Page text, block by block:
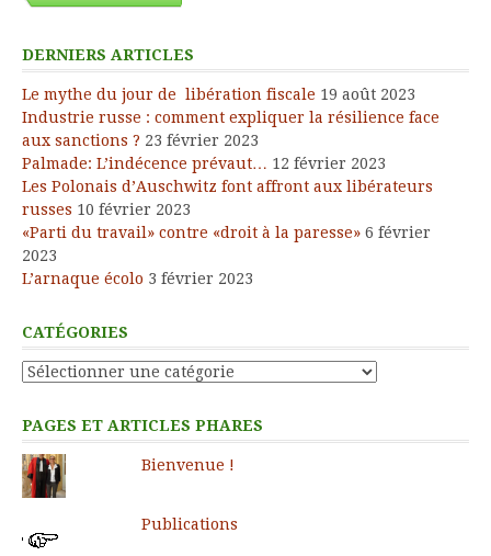
DERNIERS ARTICLES
Le mythe du jour de libération fiscale 19 août 2023
Industrie russe : comment expliquer la résilience face
aux sanctions ? 23 février 2023
Palmade: L’indécence prévaut… 12 février 2023
Les Polonais d’Auschwitz font affront aux libérateurs
russes 10 février 2023
«Parti du travail» contre «droit à la paresse» 6 février
2023
L’arnaque écolo 3 février 2023
CATÉGORIES
Catégories
PAGES ET ARTICLES PHARES
Bienvenue !
Publications